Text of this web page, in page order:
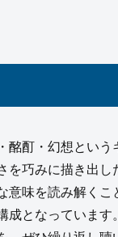
酩酊・幻想という
を巧みに描き出し
意味を読み解くこ
成となっています